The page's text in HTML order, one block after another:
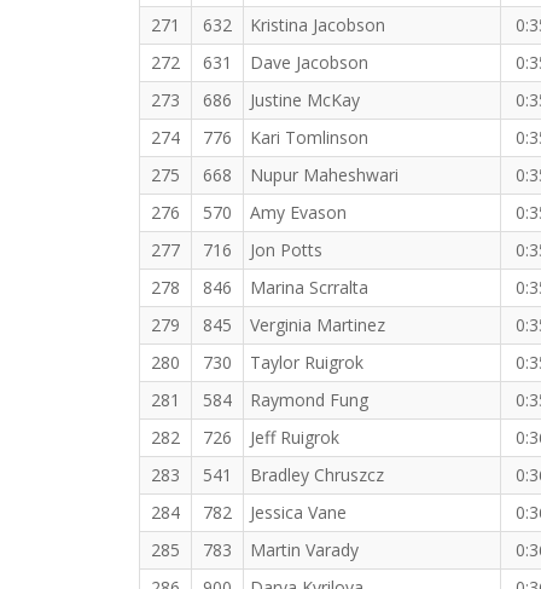
271
632 Kristina Jacobson
272
631 Dave Jacobson
273
686 Justine McKay
274
776 Kari Tomlinson
275
668 Nupur Maheshwari
276
570 Amy Evason
277
716 Jon Potts
278
846 Marina Scrralta
279
845 Verginia Martinez
280
730 Taylor Ruigrok
281
584 Raymond Fung
282
726 Jeff Ruigrok
283
541 Bradley Chruszcz
284
782 Jessica Vane
285
783 Martin Varady